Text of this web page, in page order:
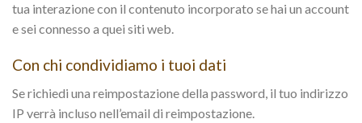
tua interazione con il contenuto incorporato se hai un account
e sei connesso a quei siti web.
Con chi condividiamo i tuoi dati
Se richiedi una reimpostazione della password, il tuo indirizzo
IP verrà incluso nell’email di reimpostazione.